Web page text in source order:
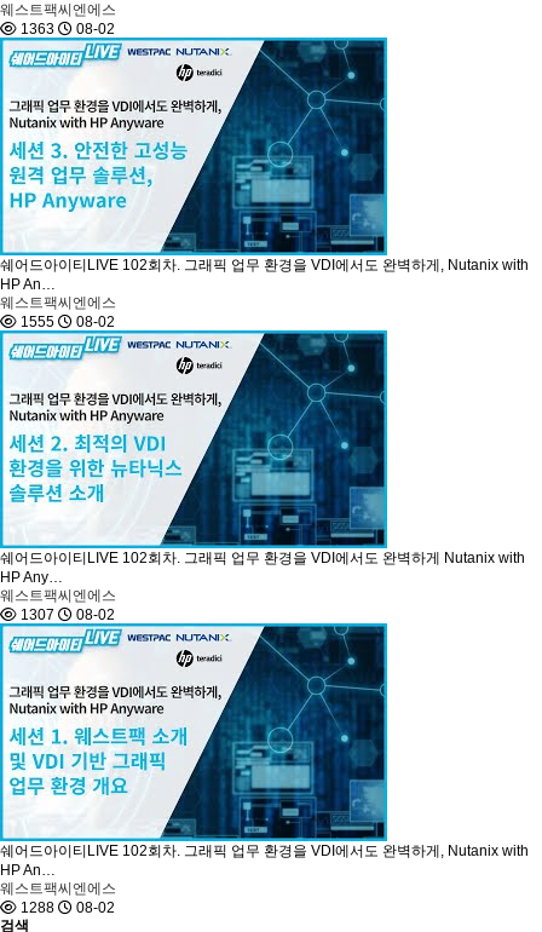
웨스트팩씨엔에스
1363
08-02
쉐어드아이티LIVE 102회차. 그래픽 업무 환경을 VDI에서도 완벽하게, Nutanix with
HP An…
웨스트팩씨엔에스
1555
08-02
쉐어드아이티LIVE 102회차. 그래픽 업무 환경을 VDI에서도 완벽하게 Nutanix with
HP Any…
웨스트팩씨엔에스
1307
08-02
쉐어드아이티LIVE 102회차. 그래픽 업무 환경을 VDI에서도 완벽하게, Nutanix with
HP An…
웨스트팩씨엔에스
1288
08-02
검색